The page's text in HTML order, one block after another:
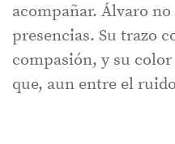
acompañar. Álvaro
presencias. Su trazo
compasión, y su
que, aun entre el